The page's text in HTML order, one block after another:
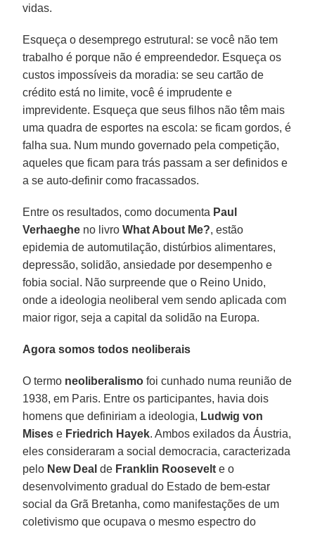
vidas.
Esqueça o desemprego estrutural: se você não tem
trabalho é porque não é empreendedor. Esqueça os
custos impossíveis da moradia: se seu cartão de
crédito está no limite, você é imprudente e
imprevidente. Esqueça que seus filhos não têm mais
uma quadra de esportes na escola: se ficam gordos, é
falha sua. Num mundo governado pela competição,
aqueles que ficam para trás passam a ser definidos e
a se auto-definir como fracassados.
Entre os resultados, como documenta Paul
Verhaeghe no livroWhat About Me?, estão
epidemia de automutilação, distúrbios alimentares,
depressão, solidão, ansiedade por desempenho e
fobia social. Não surpreende que o Reino Unido,
onde a ideologia neoliberal vem sendo aplicada com
maior rigor, seja a capital da solidão na Europa.
Agora somos todos neoliberais
O termo neoliberalismo foi cunhado numa reunião de
1938, em Paris. Entre os participantes, havia dois
homens que definiriam a ideologia, Ludwig von
Mises e Friedrich Hayek. Ambos exilados da Áustria,
eles consideraram a social democracia, caracterizada
pelo New Deal de Franklin Roosevelt e o
desenvolvimento gradual do Estado de bem-estar
social da Grã Bretanha, como manifestações de um
coletivismo que ocupava o mesmo espectro do